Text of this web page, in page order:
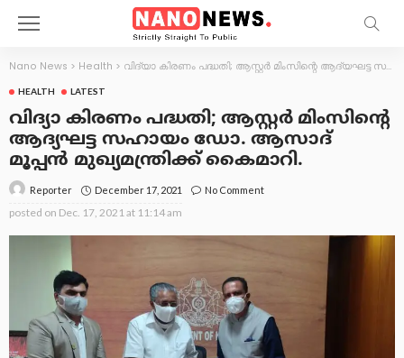
Nano News > Health > വിദ്യാ കിരണം പദ്ധതി; ആസ്റ്റര്‍ മിംസിന്റെ ആദ്യഘട്ട സഹായം ഡോ. ആസാദ് മൂപ്പന്‍ മുഖ്യമന്ത്രിക്ക് കൈമാറി.
HEALTH LATEST
വിദ്യാ കിരണം പദ്ധതി; ആസ്റ്റര്‍ മിംസിന്റെ
ആദ്യഘട്ട സഹായം ഡോ. ആസാദ്
മൂപ്പന്‍ മുഖ്യമന്ത്രിക്ക് കൈമാറി.
Reporter December 17, 2021 No Comment
posted on Dec. 17, 2021 at 11:14 am